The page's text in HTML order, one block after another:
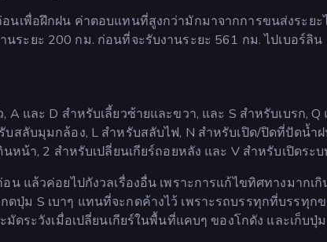
อนเพื่อฝึกฝน ค่าตอบแทนที่สูงกว่ามักมาจากการขนส่งระย
ระยะ 200 กม. ก่อนที่จะรับงานระยะ 561 กม. ไปเบอร์ลิน
A และ D สำหรับเลี้ยวซ้ายและขวา, และ S สำหรับเบรก,
บสลับมุมกล้อง, L สำหรับสลับไฟ, N สำหรับเปิด/ปิดที่ปัดน้ำ
นหน้า, 2 สำหรับเปลี่ยนเกียร์ถอยหลัง และ V สำหรับเปิดร
แล้วค่อยไปกังวลเรื่องอื่น เพราะการแก้ไขทิศทางมากเ
ปุ่ม S เบาๆ แทนที่จะกดค้างไว้ เพราะรถบรรทุกที่บรรทุก
ดระวังเมื่อเปลี่ยนเกียร์ในพื้นที่แคบๆ ของโกดัง และเก็บปุ่